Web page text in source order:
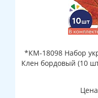
*КМ-18098 Набор
Клен бордовый (10